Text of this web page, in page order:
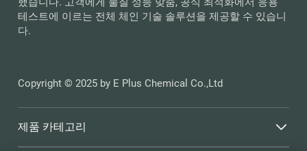
테스트에 이르는 전체 체인 기술 솔루션을 제공할 수 있습니
다.
Copyright © 2025 by E Plus Chemical Co.,Ltd
제품 카테고리